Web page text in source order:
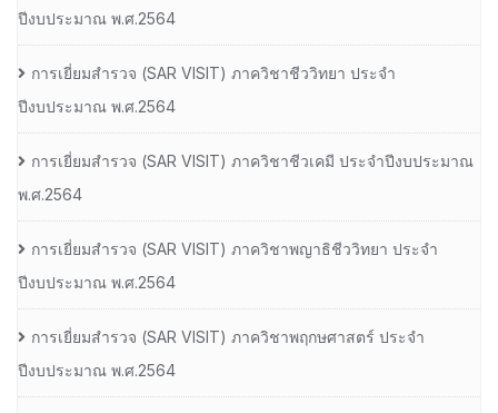
ปีงบประมาณ พ.ศ.2564
การเยี่ยมสํารวจ (SAR VISIT) ภาควิชาชีววิทยา ประจํา
ปีงบประมาณ พ.ศ.2564
การเยี่ยมสํารวจ (SAR VISIT) ภาควิชาชีวเคมี ประจําปีงบประมาณ
พ.ศ.2564
การเยี่ยมสํารวจ (SAR VISIT) ภาควิชาพญาธิชีววิทยา ประจํา
ปีงบประมาณ พ.ศ.2564
การเยี่ยมสํารวจ (SAR VISIT) ภาควิชาพฤกษศาสตร์ ประจํา
ปีงบประมาณ พ.ศ.2564